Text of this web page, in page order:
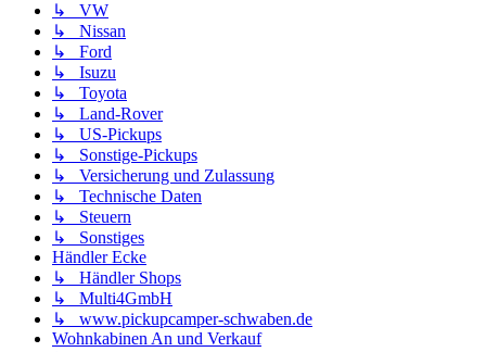
↳ VW
↳ Nissan
↳ Ford
↳ Isuzu
↳ Toyota
↳ Land-Rover
↳ US-Pickups
↳ Sonstige-Pickups
↳ Versicherung und Zulassung
↳ Technische Daten
↳ Steuern
↳ Sonstiges
Händler Ecke
↳ Händler Shops
↳ Multi4GmbH
↳ www.pickupcamper-schwaben.de
Wohnkabinen An und Verkauf